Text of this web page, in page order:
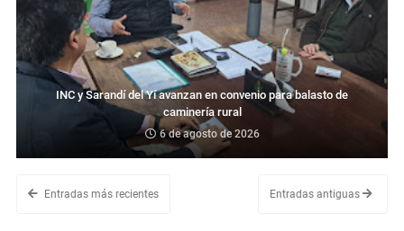
INC y Sarandí del Yí avanzan en convenio para balasto de
caminería rural
6 de agosto de 2026
Entradas más recientes Entradas antiguas